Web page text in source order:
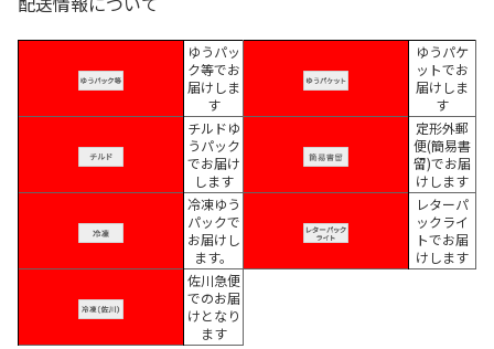
ゆうパッ
ク等でお
届けしま
す
ゆうパケ
ットでお
届けしま
す
チルドゆ
うパック
でお届け
します
定形外郵
便(簡易書
留)でお届
けします
冷凍ゆう
パックで
お届けし
ます。
レターパ
ックライ
トでお届
けします
佐川急便
でのお届
けとなり
ます